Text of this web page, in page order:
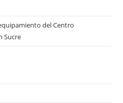
del Centro
Sucre